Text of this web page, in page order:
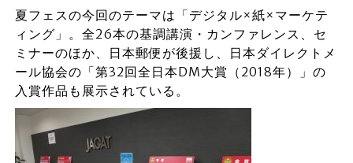
夏フェスの今回のテーマは「デジタル×紙×マーケテ
ィング」。全26本の基調講演・カンファレンス、セ
ミナーのほか、日本郵便が後援し、日本ダイレクトメ
ール協会の「第32回全日本DM大賞（2018年）」の
入賞作品も展示されている。